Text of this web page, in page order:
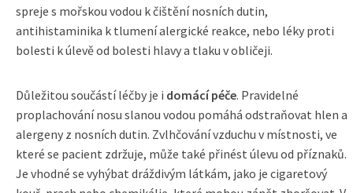
spreje s mořskou vodou k čištění nosních dutin,
antihistaminika k tlumení alergické reakce, nebo léky proti
bolesti k úlevě od bolesti hlavy a tlaku v obličeji.
Důležitou součástí léčby je i domácí péče. Pravidelné
proplachování nosu slanou vodou pomáhá odstraňovat hlen a
alergeny z nosních dutin. Zvlhčování vzduchu v místnosti, ve
které se pacient zdržuje, může také přinést úlevu od příznaků.
Je vhodné se vyhýbat dráždivým látkám, jako je cigaretový